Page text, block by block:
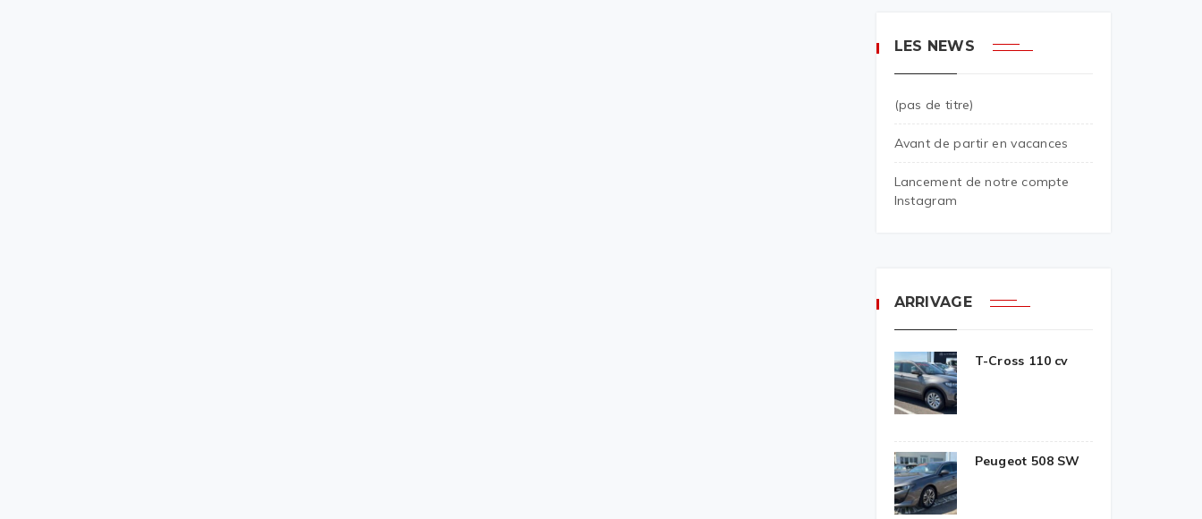
LES NEWS
(pas de titre)
Avant de partir en vacances
Lancement de notre compte
Instagram
ARRIVAGE
T-Cross 110 cv
Peugeot 508 SW